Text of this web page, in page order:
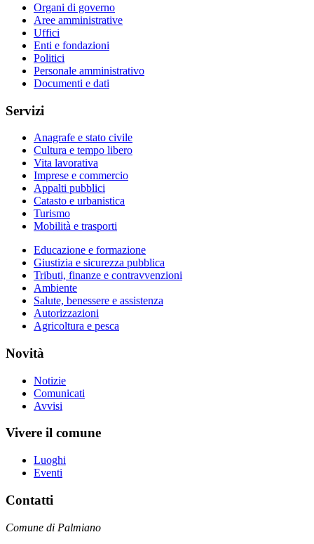
Organi di governo
Aree amministrative
Uffici
Enti e fondazioni
Politici
Personale amministrativo
Documenti e dati
Servizi
Anagrafe e stato civile
Cultura e tempo libero
Vita lavorativa
Imprese e commercio
Appalti pubblici
Catasto e urbanistica
Turismo
Mobilità e trasporti
Educazione e formazione
Giustizia e sicurezza pubblica
Tributi, finanze e contravvenzioni
Ambiente
Salute, benessere e assistenza
Autorizzazioni
Agricoltura e pesca
Novità
Notizie
Comunicati
Avvisi
Vivere il comune
Luoghi
Eventi
Contatti
Comune di Palmiano